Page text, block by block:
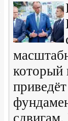
который